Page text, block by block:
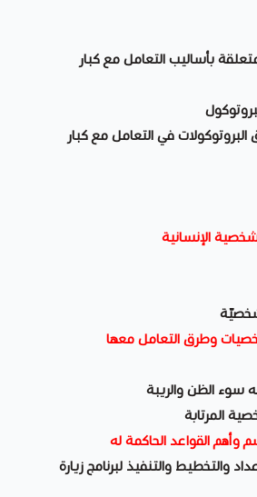
بأساليب التعامل مع كبار
في التعامل مع كبار
الإنسانية
وطرق التعامل معها
الظن والريبة
المرتابة
وأهم القواعد الحاكمة له
والتخطيط والتنفيذ لبرنامج زيارة